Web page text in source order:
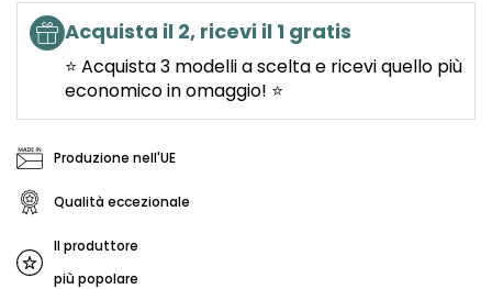
Acquista il 2, ricevi il 1 gratis
⭐ Acquista 3 modelli a scelta e ricevi quello più
economico in omaggio! ⭐
Produzione nell'UE
Qualità eccezionale
Il produttore
più popolare